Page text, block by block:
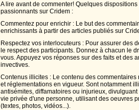
A lire avant de commenter! Quelques
passionnants sur Cridem :
Commentez pour enrichir : Le but des
enrichissants à partir des articles publiés sur
Respectez vos interlocuteurs : Pour assurer des
le respect des participants. Donnez à chacun le
vous. Appuyez vos réponses sur des faits et des
invectives.
Contenus illicites : Le contenu des
et réglementations en vigueur. Sont notamment
antisémites, diffamatoires ou injurieux,
vie privée d'une personne, utilisant des oeuvres
(textes, photos, vidéos...).